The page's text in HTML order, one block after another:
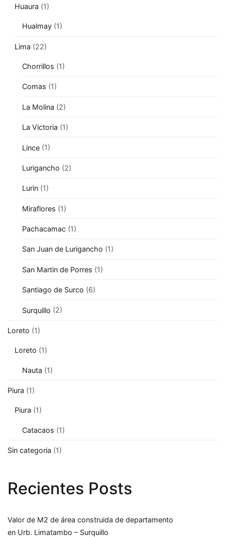
Huaura (1)
Hualmay(1)
Lima (22)
Chorrillos (1)
Comas (1)
La Molina (2)
La Victoria (1)
Lince(1)
Lurigancho (2)
Lurin(1)
Miraflores (1)
Pachacamac(1)
San Juan de Lurigancho (1)
San Martin de Porres (1)
Santiago de Surco (6)
Surquillo (2)
Loreto (1)
Loreto (1)
Nauta (1)
Piura (1)
Piura (1)
Catacaos (1)
Sin categoria (1)
Recientes Posts
Valor de M2 de área construida de departamento
en Urb. Limatambo – Surquillo